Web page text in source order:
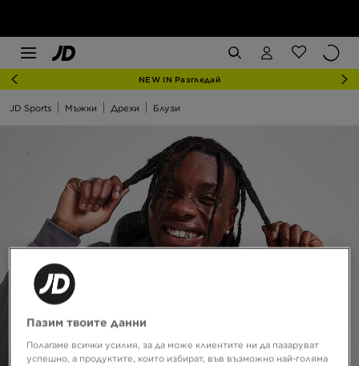
NEW IN Разгледай
JD Sports Мъжки Дрехи Блузи
Пазим твоите данни
Полагаме всички усилия, за да може клиентите ни да пазаруват
успешно, а продуктите, които избират, във възможно най-голяма